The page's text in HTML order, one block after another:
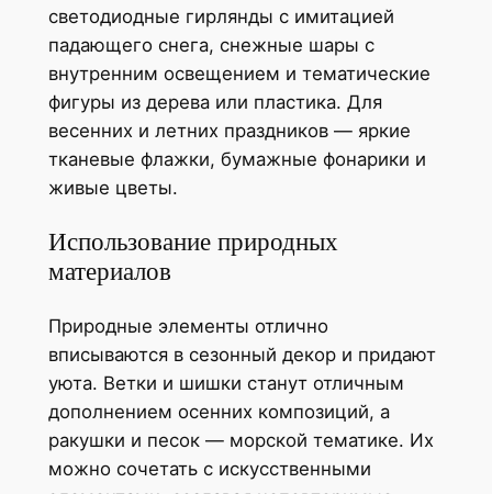
светодиодные гирлянды с имитацией
падающего снега, снежные шары с
внутренним освещением и тематические
фигуры из дерева или пластика. Для
весенних и летних праздников — яркие
тканевые флажки, бумажные фонарики и
живые цветы.
Использование природных
материалов
Природные элементы отлично
вписываются в сезонный декор и придают
уюта. Ветки и шишки станут отличным
дополнением осенних композиций, а
ракушки и песок — морской тематике. Их
можно сочетать с искусственными